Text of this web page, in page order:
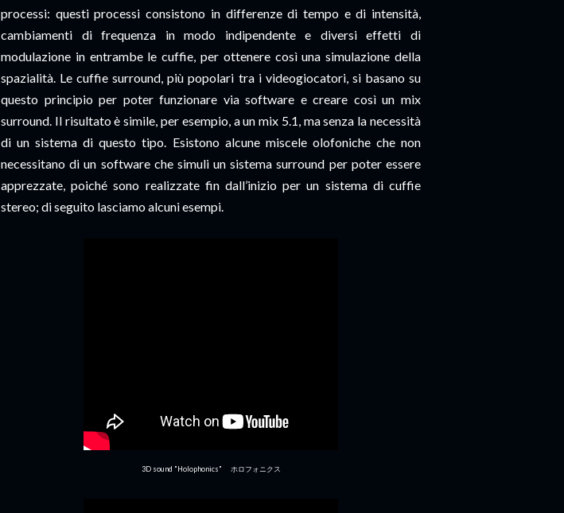
processi: questi processi consistono in differenze di tempo e di intensità,
cambiamenti di frequenza in modo indipendente e diversi effetti di
modulazione in entrambe le cuffie, per ottenere così una simulazione della
spazialità. Le cuffie surround, più popolari tra i videogiocatori, si basano su
questo principio per poter funzionare via software e creare così un mix
surround. Il risultato è simile, per esempio, a un mix 5.1, ma senza la necessità
di un sistema di questo tipo. Esistono alcune miscele olofoniche che non
necessitano di un software che simuli un sistema surround per poter essere
apprezzate, poiché sono realizzate fin dall’inizio per un sistema di cuffie
stereo; di seguito lasciamo alcuni esempi.
3D sound "Holophonics" ホロフォニクス